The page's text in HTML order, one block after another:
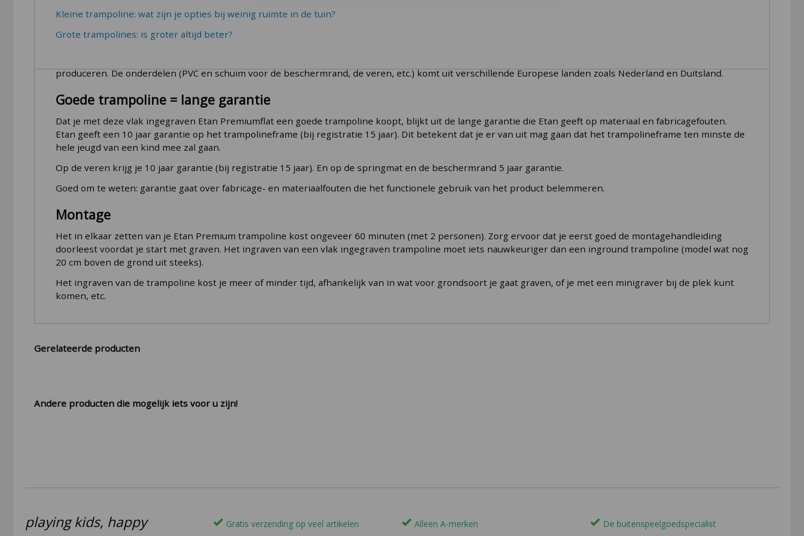
Uniek aan de Etan trampolines: je koopt eenEuropees kwaliteitsproduct
Europa.
produceren. De onderdelen (PVC en schuim voor de beschermrand, de veren, etc.) komt uit verschillende Europese landen zoals Nederland en Duitsland.
Goede trampoline = lange garantie
Dat je met deze vlak ingegraven Etan Premiumflat een goede trampoline koopt, blijkt uit de lange garantie die Etan geeft op materiaal en fabricagefouten.
Etan geeft een 10 jaar garantie op het trampolineframe (bij registratie 15 jaar). Dit betekent dat je er van uit mag gaan dat het trampolineframe ten minste de
hele jeugd van een kind mee zal gaan.
Op de veren krijg je 10 jaar garantie (bij registratie 15 jaar). En op de springmat en de beschermrand 5 jaar garantie.
Goed om te weten: garantie gaat over fabricage- en materiaalfouten die het functionele gebruik van het product belemmeren.
Montage
Het in elkaar zetten van je Etan Premium trampoline kost ongeveer 60 minuten (met 2 personen). Zorg ervoor dat je eerst goed de montagehandleiding
doorleest voordat je start met graven. Het ingraven van een vlak ingegraven trampoline moet iets nauwkeuriger dan een inground trampoline (model wat nog
20 cm boven de grond uit steeks).
Het ingraven van de trampoline kost je meer of minder tijd, afhankelijk van in wat voor grondsoort je gaat graven, of je met een minigraver bij de plek kunt
komen, etc.
Kleine trampoline: wat zijn je opties bij weinig ruimte in de tuin?
Grote trampolines: is groter altijd beter?
Gerelateerde producten
Andere producten die mogelijk iets voor u zijn!
playing kids, happy
Gratis verzending op veel artikelen Alleen A-merken De buitenspeelgoedspecialist